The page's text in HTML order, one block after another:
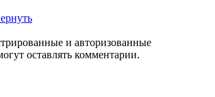
и авторизованные
оставлять комментарии.